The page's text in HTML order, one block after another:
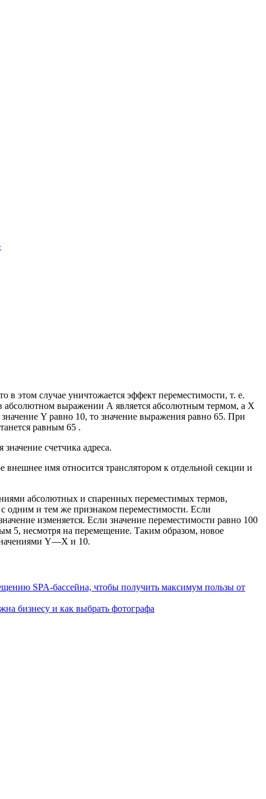
этом случае уничтожается эффект переместимости, т. е.
абсолютном выражении А является абсолютным термом, а X
Y равно 10, то значение выражения равно 65. При
равным 65 .
счетчика адреса.
имя относится транслятором к отдельной секции и
абсолютных и спаренных переместимых термов,
и тем же признаком переместимости. Если
изменяется. Если значение переместимости равно 100
5, несмотря на перемещение. Таким образом, новое
Y—X и 10.
SPA-бассейна, чтобы получить максимум пользы от
бизнесу и как выбрать фотографа